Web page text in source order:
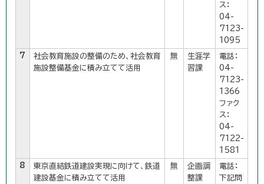
ス：
04-
7123-
1095
7
社会教育施設の整備のため、社会教育
施設整備基金に積み立てて活用
無
生涯学
習課
電話：
04-
7123-
1366
ファク
ス：
04-
7122-
1581
8
東京直結鉄道建設実現に向けて、鉄道
建設基金に積み立てて活用
無
企画調
整課
電話：
下記問